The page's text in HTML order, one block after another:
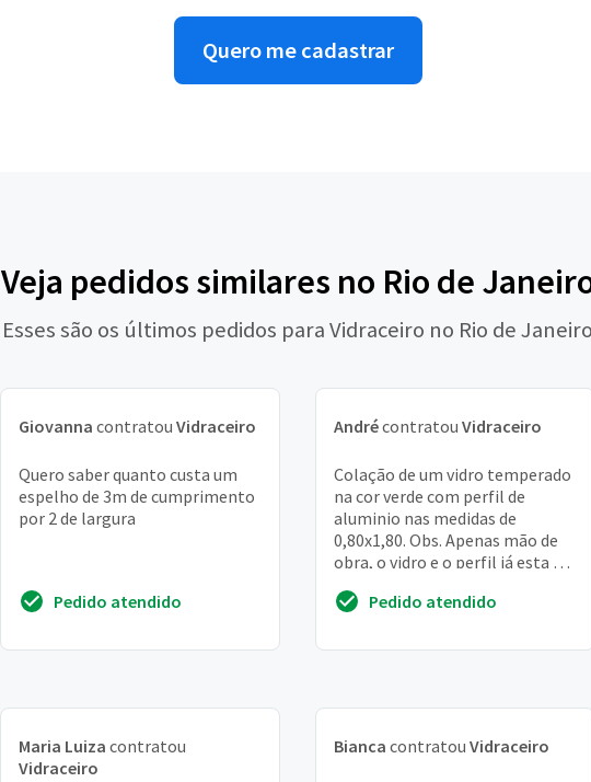
Quero me cadastrar
Veja pedidos similares no Rio de
Esses são os últimos pedidos para Vidraceiro no Rio de Janeiro
Giovanna contratou Vidraceiro
Quero saber quanto custa um
espelho de 3m de cumprimento
por 2 de largura
Pedido atendido
Andrécontratou Vidraceiro
Colação de um vidro temperado
na cor verde com perfil de
aluminio nas medidas de
0,80x1,80. Obs. Apenas mão de
obra, o vidro e o perfil já esta na
Pedido atendido
Maria Luiza contratou
Vidraceiro
Bianca contratou Vidraceiro